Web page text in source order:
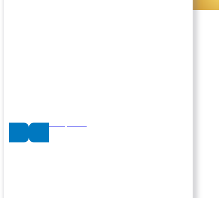
Alta como persona juridica